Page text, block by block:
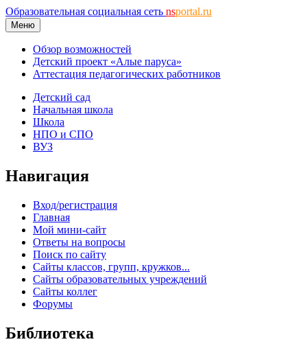
Образовательная социальная сеть nsportal.ru
Меню
Обзор возможностей
Детский проект «Алые паруса»
Аттестация педагогических работников
Детский сад
Начальная школа
Школа
НПО и СПО
ВУЗ
Навигация
Вход/регистрация
Главная
Мой мини-сайт
Ответы на вопросы
Поиск по сайту
Сайты классов, групп, кружков...
Сайты образовательных учреждений
Сайты коллег
Форумы
Библиотека